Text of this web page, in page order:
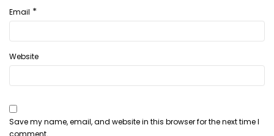
Email *
Website
Save my name, email, and website in this browser for the next time I
comment.